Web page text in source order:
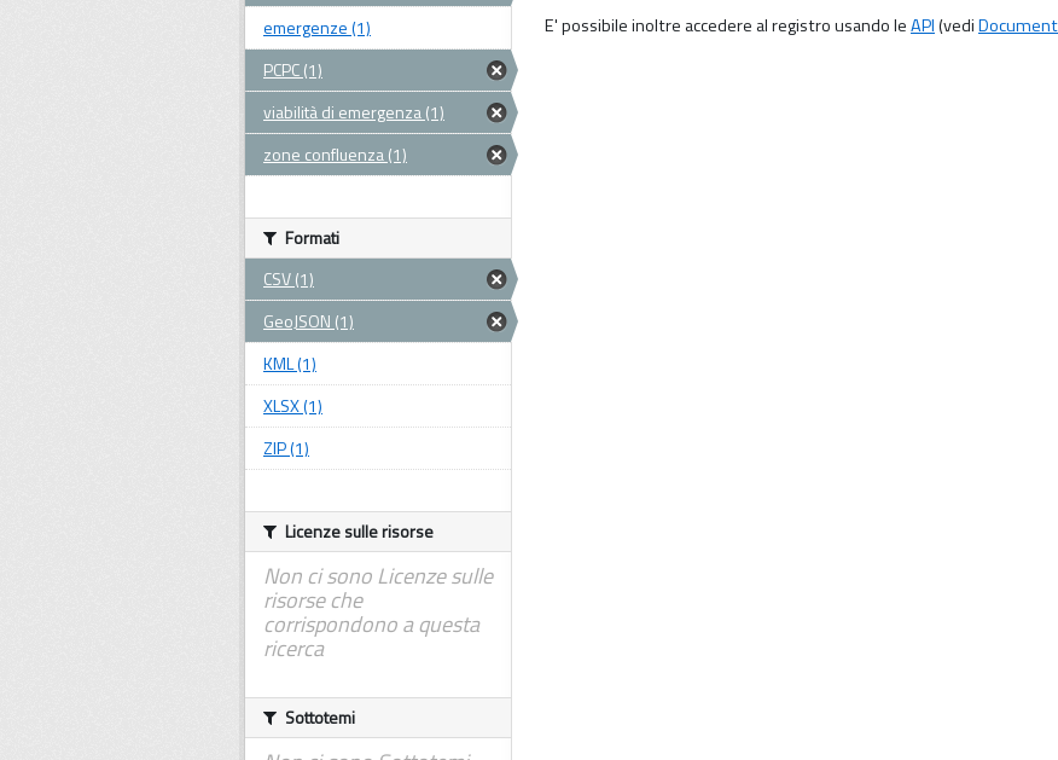
E' possibile inoltre accedere al registro usando leAPI(vedi
emergenze (1)
PCPC (1)
viabilità di emergenza (1)
zone confluenza (1)
Formati
CSV (1)
GeoJSON (1)
KML (1)
XLSX (1)
ZIP (1)
Licenze sulle risorse
Non ci sono Licenze sulle
risorse che
corrispondono a questa
ricerca
Sottotemi